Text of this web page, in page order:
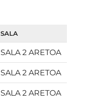
SALA
SALA 2 ARETOA
SALA 2 ARETOA
SALA 2 ARETOA